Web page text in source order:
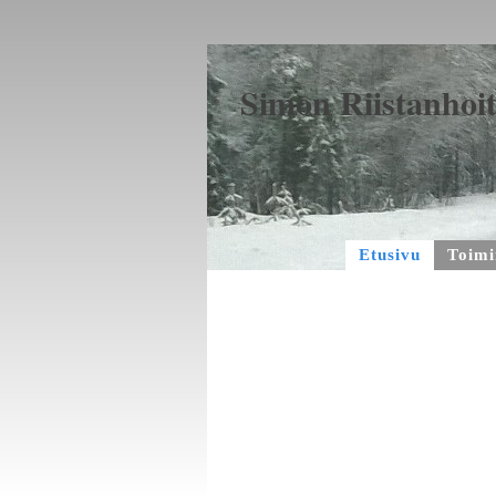
Simon
Etusivu